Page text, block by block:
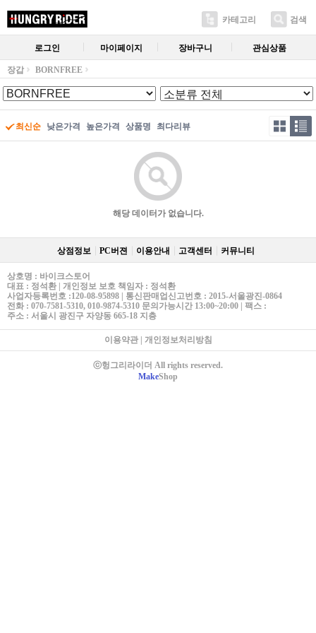
카테고리 검색
로그인 마이페이지 장바구니 관심상품
장갑 BORNFREE
최신순 낮은가격 높은가격 상품명 최다리뷰
해당 데이터가 없습니다.
상점정보 PC버젼 이용안내 고객센터 커뮤니티
상호명 : 바이크스토어
대표 : 정석환 | 개인정보 보호 책임자 : 정석환
사업자등록번호 :120-08-95898 | 통신판매업신고번호 : 2015-서울광진-0864
전화 : 070-7581-5310, 010-9874-5310 문의가능시간 13:00~20:00 | 팩스 :
주소 : 서울시 광진구 자양동 665-18 지층
이용약관| 개인정보처리방침
ⓒ헝그리라이더 All rights reserved.
MakeShop